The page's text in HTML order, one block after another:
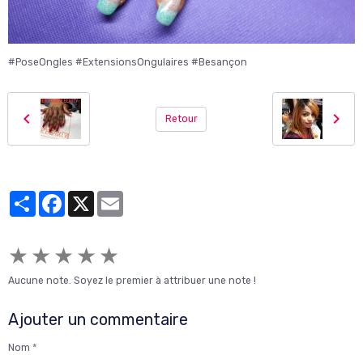
#PoseOngles #ExtensionsOngulaires #Besançon
Retour
PartagerFacebook
★ ★ ★ ★ ★
Aucune note. Soyez le premier à attribuer une note !
Ajouter un commentaire
Nom